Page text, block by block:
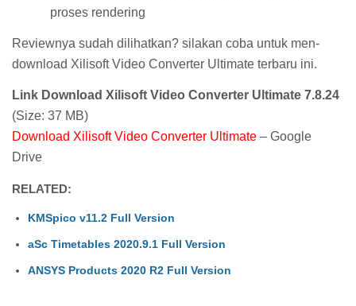
proses rendering
Reviewnya sudah dilihatkan? silakan coba untuk men-
download Xilisoft Video Converter Ultimate terbaru ini.
Link Download Xilisoft Video Converter Ultimate 7.8.24
(Size: 37 MB)
Download Xilisoft Video Converter Ultimate – Google
Drive
RELATED:
KMSpico v11.2 Full Version
aSc Timetables 2020.9.1 Full Version
ANSYS Products 2020 R2 Full Version